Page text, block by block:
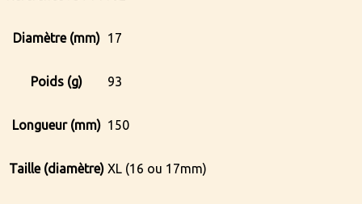
Diamètre (mm) 17
Poids (g) 93
Longueur (mm) 150
Taille (diamètre) XL (16 ou 17mm)